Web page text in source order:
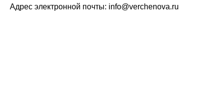
Адрес электронной почты: info@verchenova.ru